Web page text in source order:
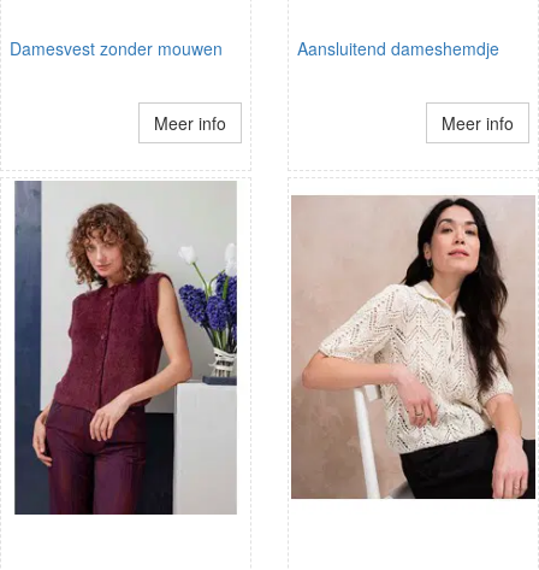
Damesvest zonder mouwen
Meer info
Aansluitend dameshemdje
Meer info